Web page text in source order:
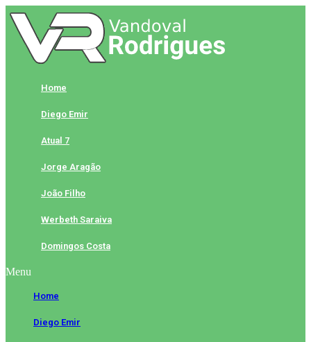
Skip
to
content
Home
Diego Emir
Atual 7
Jorge Aragão
João Filho
Werbeth Saraiva
Domingos Costa
Menu
Home
Diego Emir